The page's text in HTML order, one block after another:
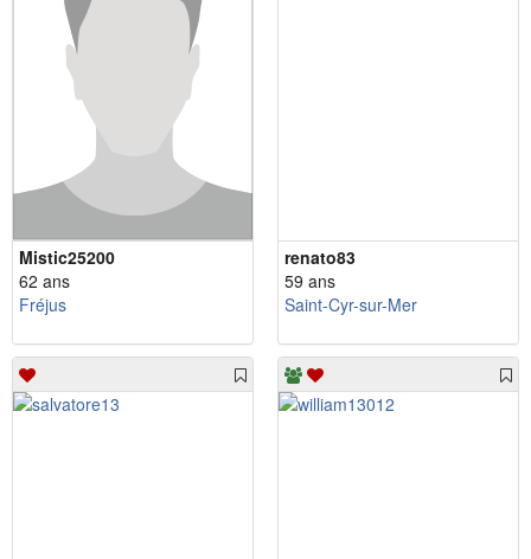
Mistic25200
62 ans
Fréjus
renato83
59 ans
Saint-Cyr-sur-Mer